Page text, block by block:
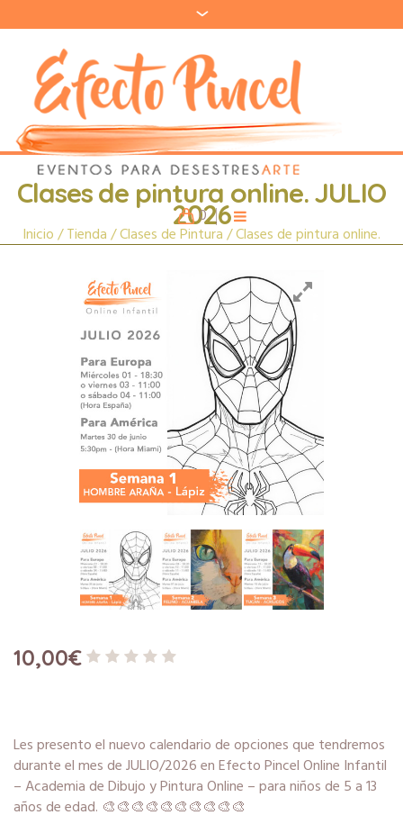
0
Clases de pintura online. JULIO
2026
Inicio/Tienda/Clases de Pintura/ Clases de pintura online.
10,00€
Les presento el nuevo calendario de opciones que tendremos
durante el mes de JULIO/2026 en Efecto Pincel Online Infantil
– Academia de Dibujo y Pintura Online – para niños de 5 a 13
años de edad. 🎨🎨🎨🎨🎨🎨🎨🎨🎨🎨